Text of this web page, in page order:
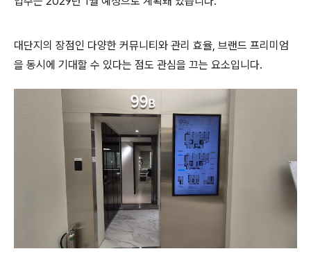
대단지의 장점인 다양한 커뮤니티와 관리 효율, 브랜드 프리미엄
을 동시에 기대할 수 있다는 점도 관심을 끄는 요소입니다.